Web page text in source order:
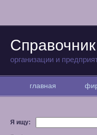
организации и
главная
Я ищу: